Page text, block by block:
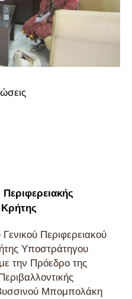
Περιφερειακού
Υποστράτηγου
την Πρόεδρο της
Μπομπολάκη